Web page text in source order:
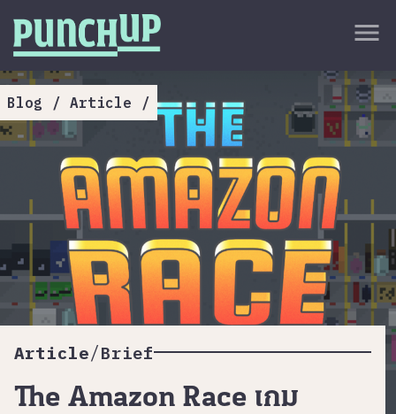
Skip to content
menu
close
About
Service
Project
Article
ลับด้านบน
Blog / Article /
Article/Brief
The Amazon Race เกม